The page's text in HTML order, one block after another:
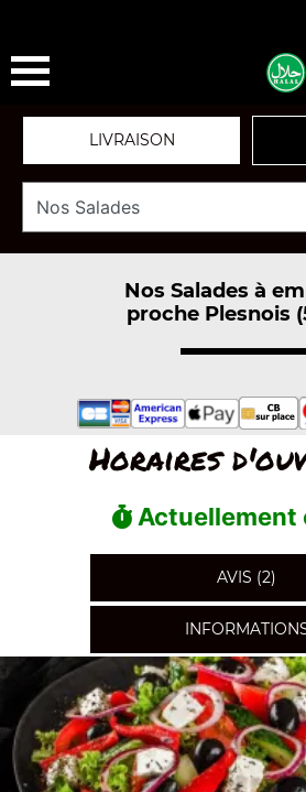
LIVRAISON
Nos Salades à
proche Plesnois
Horaires
Actuellement
AVIS (2)